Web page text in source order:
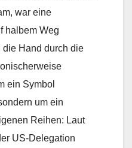
war eine
halbem Weg
die Hand durch die
ein Symbol
um ein
Reihen: Laut
US-Delegation